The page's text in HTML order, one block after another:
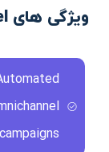
ویژگی های OmniChannel